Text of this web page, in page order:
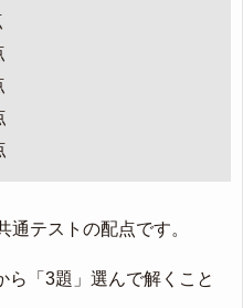
通テストの配点です。
ら「3題」選んで解くこと